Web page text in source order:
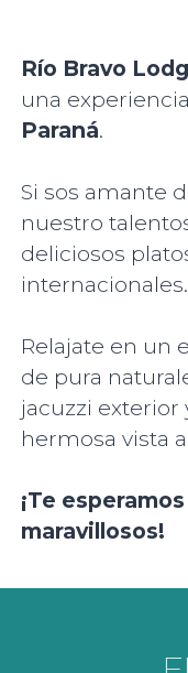
Río Bravo
una
Paraná.
Si sos amante
nuestro
deliciosos
internacionales.
Relajate en un
de pura
jacuzzi exterior
hermosa vista
¡Te
maravillosos!